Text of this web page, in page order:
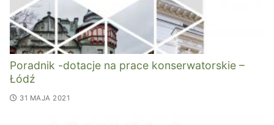
Poradnik -dotacje na prace konserwatorskie –
Łódź
31 MAJA 2021